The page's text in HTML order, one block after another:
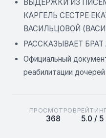
ВЫДЕРЖКИ ИЗ
КАРГЕЛЬ СЕСТРЕ
ВАСИЛЬЦОВОЙ
РАССКАЗЫВАЕТ БРАТ
Официальный
реабилитации
ПРОСМОТРОВ
368
РЕЙТИНГ
5.0 / 5